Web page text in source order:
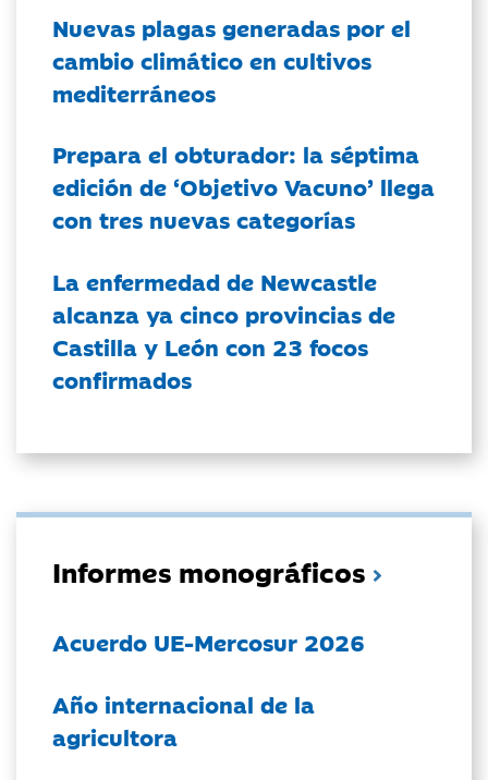
Nuevas plagas generadas por el
cambio climático en cultivos
mediterráneos
Prepara el obturador: la séptima
edición de ‘Objetivo Vacuno’ llega
con tres nuevas categorías
La enfermedad de Newcastle
alcanza ya cinco provincias de
Castilla y León con 23 focos
confirmados
Informes monográficos
Acuerdo UE-Mercosur 2026
Año internacional de la
agricultora